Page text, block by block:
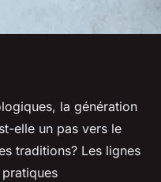
à l'ère
ou
la génération
elle un pas vers le
traditions? Les lignes